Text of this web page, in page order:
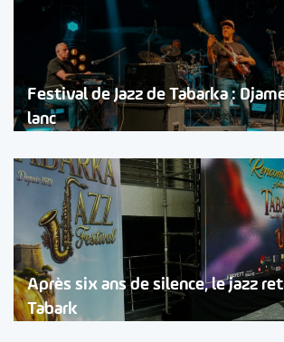
Festival de Jazz de Tabarka :
lanc
Après six ans de silence, le jazz
Tabark